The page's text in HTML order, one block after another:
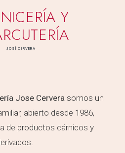
Y
JOSÉ CERVERA
Jose Cervera somos un
abierto desde 1986,
de productos cárnicos y